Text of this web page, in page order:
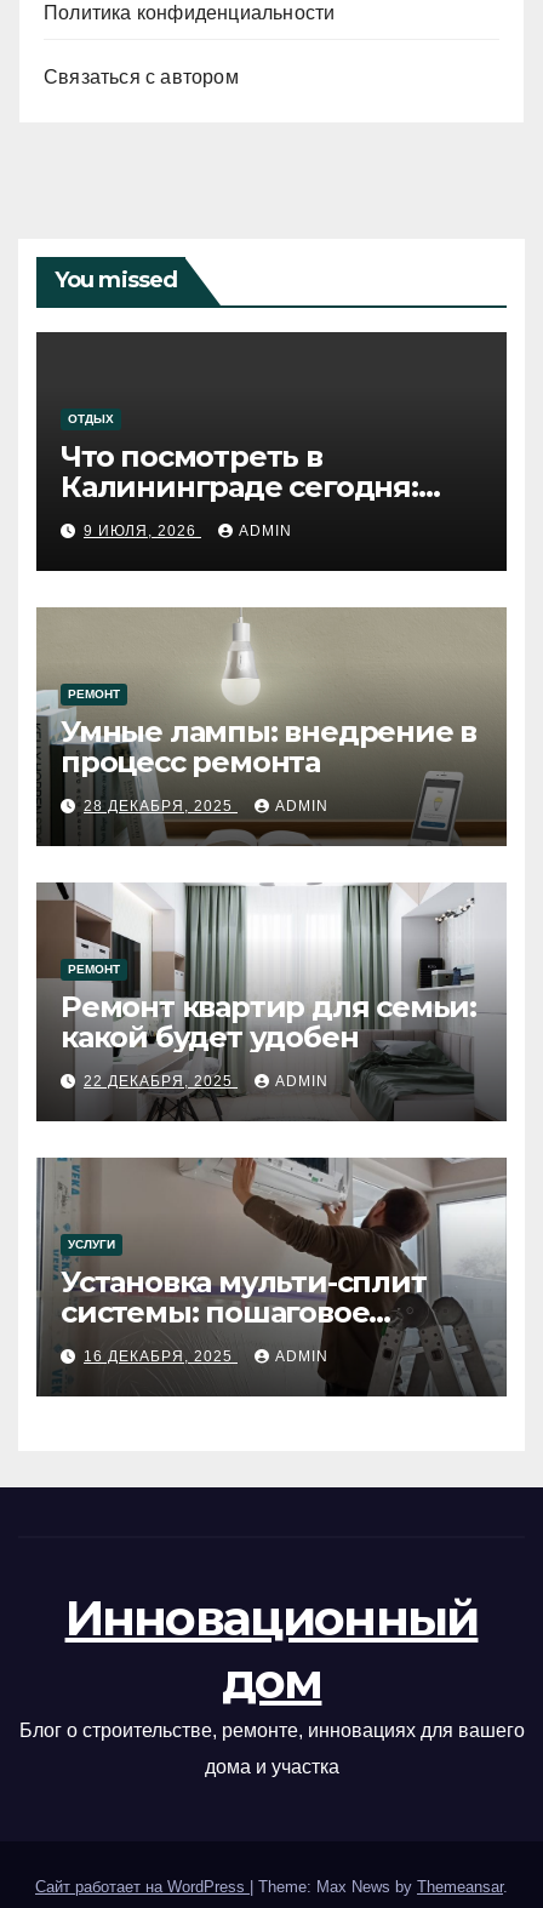
Политика конфиденциальности
Связаться с автором
You missed
ОТДЫХ
Что посмотреть в
Калининграде сегодня:
путеводитель по самому
западному городу России
9 ИЮЛЯ, 2026 ADMIN
РЕМОНТ
Умные лампы: внедрение в
процесс ремонта
28 ДЕКАБРЯ, 2025 ADMIN
РЕМОНТ
Ремонт квартир для семьи:
какой будет удобен
22 ДЕКАБРЯ, 2025 ADMIN
УСЛУГИ
Установка мульти-сплит
системы: пошаговое
руководство
16 ДЕКАБРЯ, 2025 ADMIN
Инновационный
дом
Блог о строительстве, ремонте, инновациях для вашего
дома и участка
Сайт работает на WordPress Theme: Max News by Themeansar.